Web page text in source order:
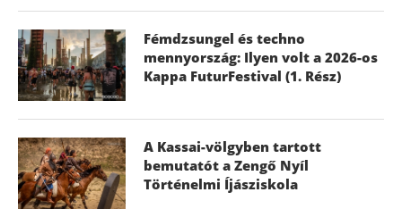
Fémdzsungel és techno
mennyország: Ilyen volt a 2026-os
Kappa FuturFestival (1. Rész)
A Kassai-völgyben tartott
bemutatót a Zengő Nyíl
Történelmi Íjásziskola